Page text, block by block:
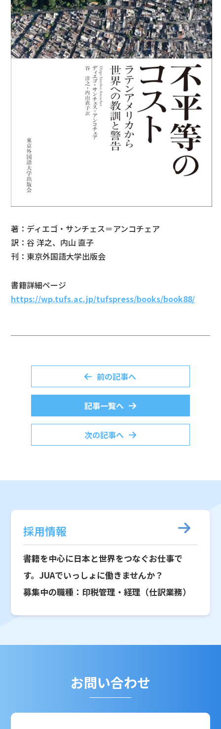
著：ディエゴ・サンチェス＝アンコチェア
訳：谷 洋之、内山 直子
刊：東京外国語大学出版会
書籍詳細ページ
https://wp.tufs.ac.jp/tufspress/books/book88/
前の記事へ
記事一覧へ
次の記事へ
採用情報
書籍を中心に日本と世界をつなぐお仕事で
す。JUAでいっしょに働きませんか？
募集中の職種：印税管理・経理（仕訳業務）
お問い合わせ